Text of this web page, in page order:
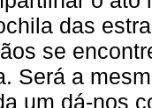
das
se
Será a
um dá-nos